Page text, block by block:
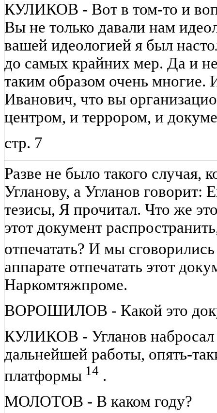
КУЛИКОВ - Вот в том-то и
Вы не только давали нам
вашей идеологией я был
до самых крайних мер. Да и
таким образом очень многие.
Иванович, что вы
центром, и террором, и
стр. 7
Разве не было такого случая,
Угланову, а Угланов говорит:
тезисы, Я прочитал. Что же
этот документ
отпечатать? И мы
аппарате отпечатать этот
Наркомтяжпроме.
ВОРОШИЛОВ - Какой это
КУЛИКОВ - Угланов набросал
дальнейшей работы, опять-
платформы 14 .
МОЛОТОВ - В каком году?